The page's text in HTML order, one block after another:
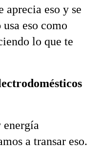
aprecia eso y se
eso como
lo que te
a transar eso.